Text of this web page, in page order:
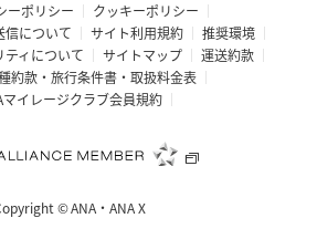
ーポリシー
クッキーポリシー
信について
サイト利用規約
推奨環境
ティについて
サイトマップ
運送約款
約款・旅行条件書・取扱料金表
マイレージクラブ会員規約
©ANA・ANA X